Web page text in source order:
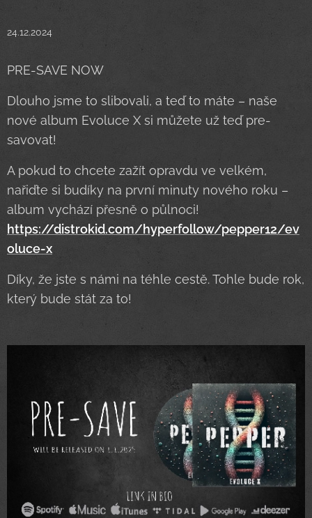
24.12.2024
PRE-SAVE NOW
Dlouho jsme to slibovali, a teď to máte – naše
nové album Evoluce X si můžete už teď pre-
savovat!
A pokud to chcete zažít opravdu ve velkém,
nařiďte si budíky na první minuty nového roku –
album vychází přesně o půlnoci!
https://distrokid.com/hyperfollow/pepper12/ev
oluce-x
Díky, že jste s námi na téhle cestě. Tohle bude rok,
který bude stát za to!